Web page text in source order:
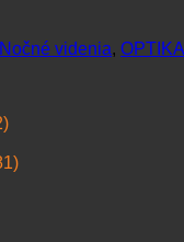
Nočné videnia, OPTIKA